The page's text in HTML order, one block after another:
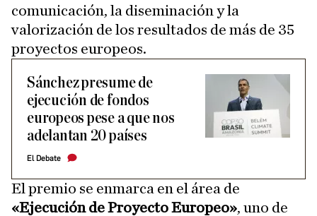
comunicación, la diseminación y la
valorización de los resultados de más de 35
proyectos europeos.
Sánchez presume de
ejecución de fondos
europeos pese a que nos
adelantan 20 países
El Debate
El premio se enmarca en el área de
«Ejecución de Proyecto Europeo», uno de